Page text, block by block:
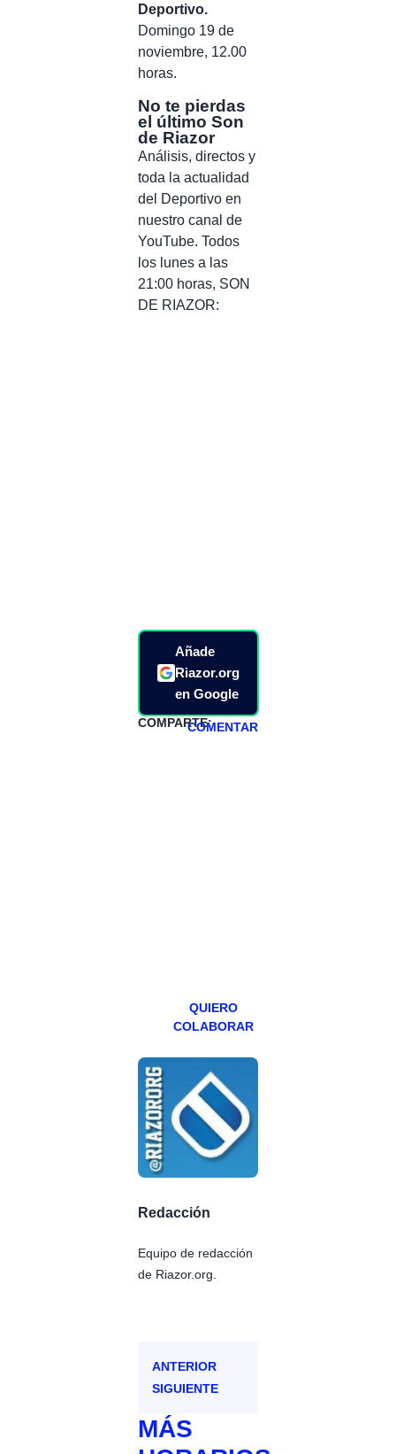
Deportivo.
Domingo 19 de
noviembre, 12.00
horas.
No te pierdas
el último Son
de Riazor
Análisis, directos y
toda la actualidad
del Deportivo en
nuestro canal de
YouTube. Todos
los lunes a las
21:00 horas, SON
DE RIAZOR:
Añade
Riazor.org
en Google
COMPARTE:COMENTAR
QUIERO
COLABORAR
Redacción
Equipo de redacción
de Riazor.org.
ANTERIOR
SIGUIENTE
MÁS